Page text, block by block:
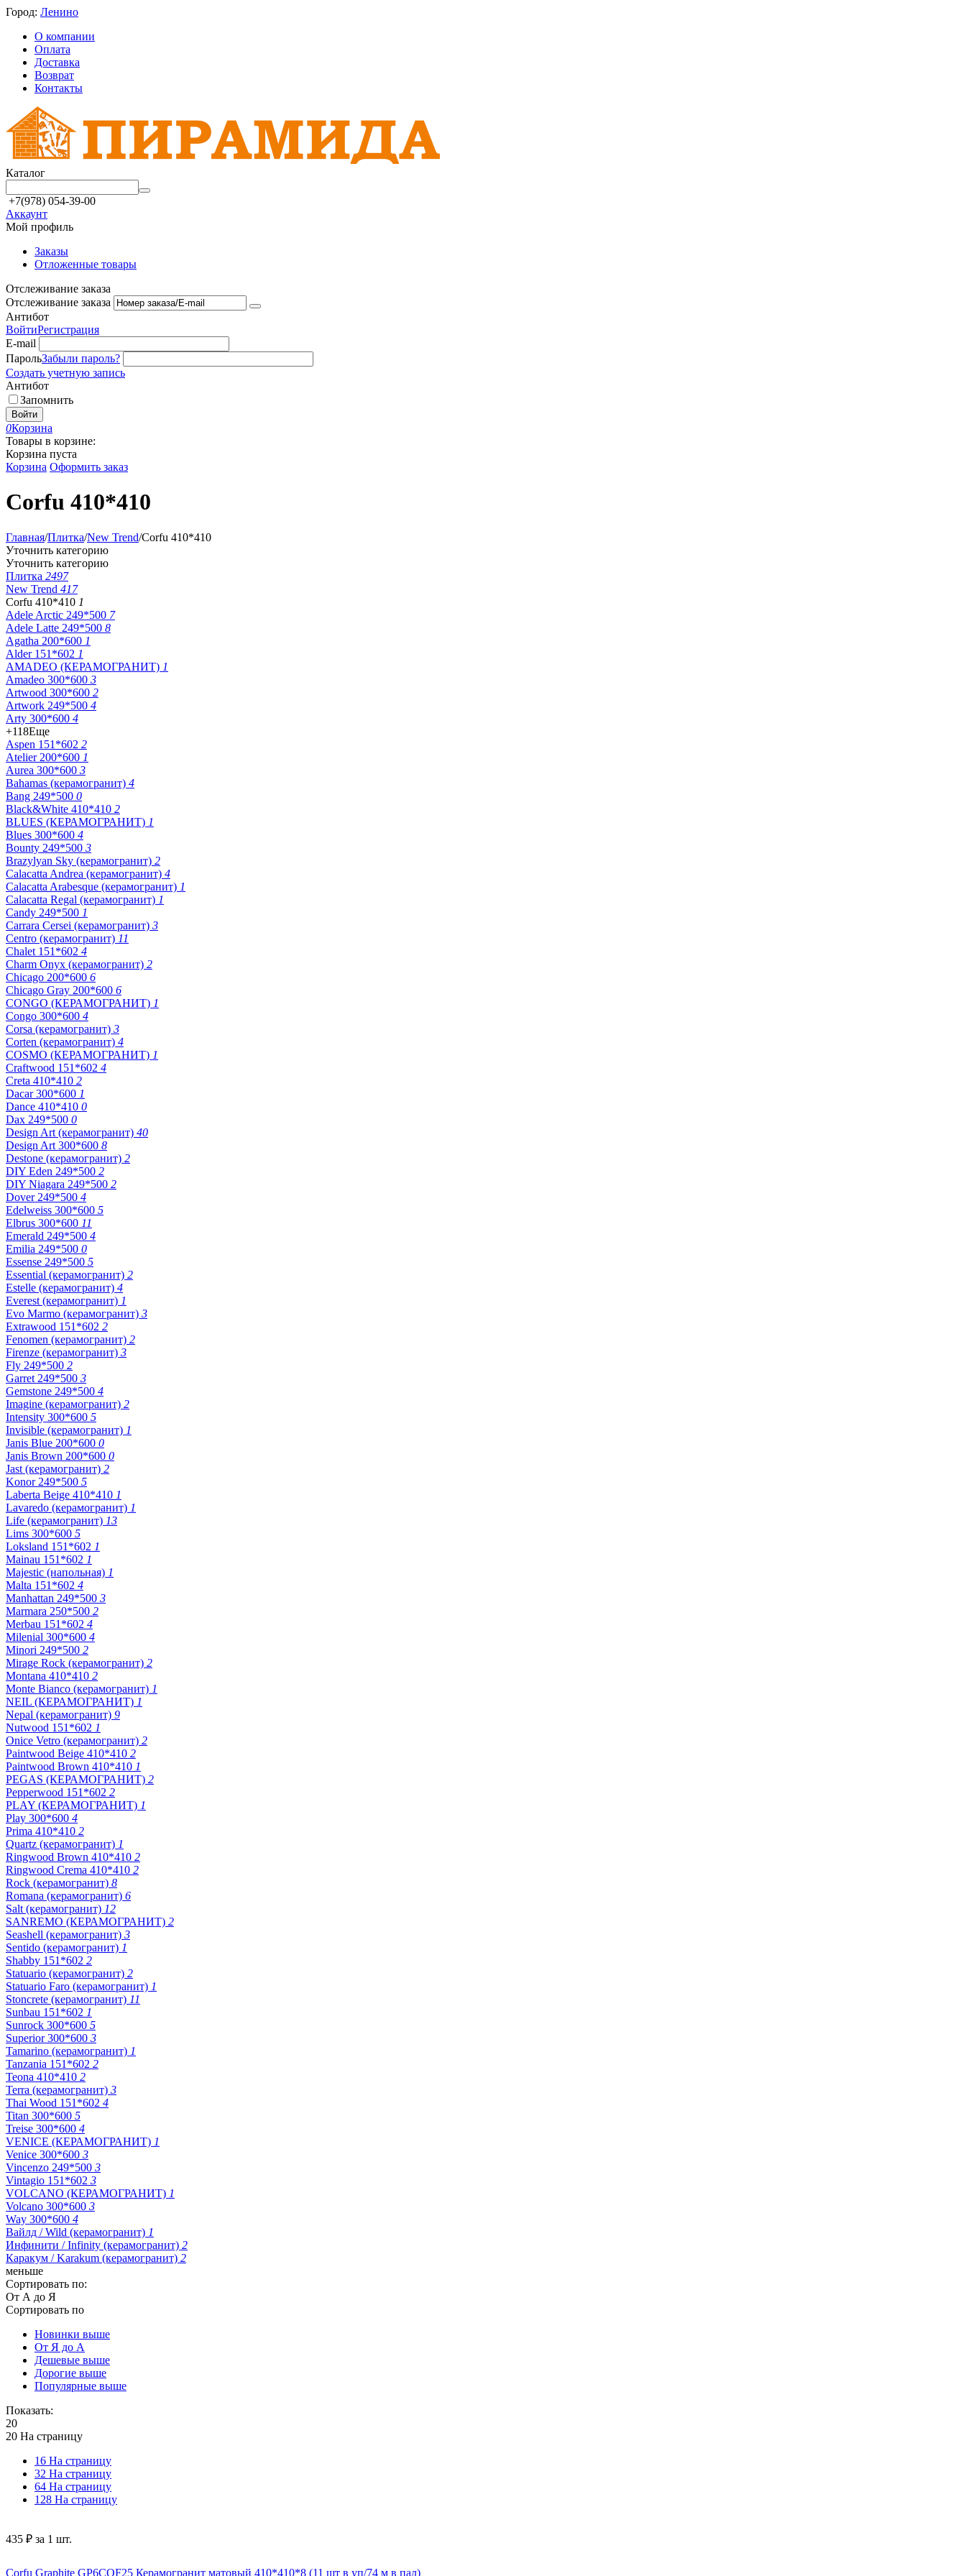
Город: Ленино
О компании
Оплата
Доставка
Возврат
Контакты
Каталог
+7(978) 054-39-00
Аккаунт
Мой профиль
Заказы
Отложенные товары
Отслеживание заказа
Отслеживание заказа
Антибот
ВойтиРегистрация
E-mail
ПарольЗабыли пароль?
Создать учетную запись
Антибот
Запомнить
Войти
0Корзина
Товары в корзине:
Корзина пуста
Корзина Оформить заказ
Corfu 410*410
Главная/Плитка/New Trend/Corfu 410*410
Уточнить категорию
Уточнить категорию
Плитка 2497
New Trend 417
Corfu 410*410 1
Adele Arctic 249*500 7
Adele Latte 249*500 8
Agatha 200*600 1
Alder 151*602 1
AMADEO (КЕРАМОГРАНИТ) 1
Amadeo 300*600 3
Artwood 300*600 2
Artwork 249*500 4
Arty 300*600 4
+118Еще
Aspen 151*602 2
Atelier 200*600 1
Aurea 300*600 3
Bahamas (керамогранит) 4
Bang 249*500 0
Black&White 410*410 2
BLUES (КЕРАМОГРАНИТ) 1
Blues 300*600 4
Bounty 249*500 3
Brazylyan Sky (керамогранит) 2
Calacatta Andrea (керамогранит) 4
Calacatta Arabesque (керамогранит) 1
Calacatta Regal (керамогранит) 1
Candy 249*500 1
Carrara Cersei (керамогранит) 3
Centro (керамогранит) 11
Chalet 151*602 4
Charm Onyx (керамогранит) 2
Chicago 200*600 6
Chicago Gray 200*600 6
CONGO (КЕРАМОГРАНИТ) 1
Congo 300*600 4
Corsa (керамогранит) 3
Corten (керамогранит) 4
COSMO (КЕРАМОГРАНИТ) 1
Craftwood 151*602 4
Creta 410*410 2
Dacar 300*600 1
Dance 410*410 0
Dax 249*500 0
Design Art (керамогранит) 40
Design Art 300*600 8
Destone (керамогранит) 2
DIY Eden 249*500 2
DIY Niagara 249*500 2
Dover 249*500 4
Edelweiss 300*600 5
Elbrus 300*600 11
Emerald 249*500 4
Emilia 249*500 0
Essense 249*500 5
Essential (керамогранит) 2
Estelle (керамогранит) 4
Everest (керамогранит) 1
Evo Marmo (керамогранит) 3
Extrawood 151*602 2
Fenomen (керамогранит) 2
Firenze (керамогранит) 3
Fly 249*500 2
Garret 249*500 3
Gemstone 249*500 4
Imagine (керамогранит) 2
Intensity 300*600 5
Invisible (керамогранит) 1
Janis Blue 200*600 0
Janis Brown 200*600 0
Jast (керамогранит) 2
Konor 249*500 5
Laberta Beige 410*410 1
Lavaredo (керамогранит) 1
Life (керамогранит) 13
Lims 300*600 5
Loksland 151*602 1
Mainau 151*602 1
Majestic (напольная) 1
Malta 151*602 4
Manhattan 249*500 3
Marmara 250*500 2
Merbau 151*602 4
Milenial 300*600 4
Minori 249*500 2
Mirage Rock (керамогранит) 2
Montana 410*410 2
Monte Bianco (керамогранит) 1
NEIL (КЕРАМОГРАНИТ) 1
Nepal (керамогранит) 9
Nutwood 151*602 1
Onice Vetro (керамогранит) 2
Paintwood Beige 410*410 2
Paintwood Brown 410*410 1
PEGAS (КЕРАМОГРАНИТ) 2
Pepperwood 151*602 2
PLAY (КЕРАМОГРАНИТ) 1
Play 300*600 4
Prima 410*410 2
Quartz (керамогранит) 1
Ringwood Brown 410*410 2
Ringwood Crema 410*410 2
Rock (керамогранит) 8
Romana (керамогранит) 6
Salt (керамогранит) 12
SANREMO (КЕРАМОГРАНИТ) 2
Seashell (керамогранит) 3
Sentido (керамогранит) 1
Shabby 151*602 2
Statuario (керамогранит) 2
Statuario Faro (керамогранит) 1
Stoncrete (керамогранит) 11
Sunbau 151*602 1
Sunrock 300*600 5
Superior 300*600 3
Tamarino (керамогранит) 1
Tanzania 151*602 2
Teona 410*410 2
Terra (керамогранит) 3
Thai Wood 151*602 4
Titan 300*600 5
Treise 300*600 4
VENICE (КЕРАМОГРАНИТ) 1
Venice 300*600 3
Vincenzo 249*500 3
Vintagio 151*602 3
VOLCANO (КЕРАМОГРАНИТ) 1
Volcano 300*600 3
Way 300*600 4
Вайлд / Wild (керамогранит) 1
Инфинити / Infinity (керамогранит) 2
Каракум / Karakum (керамогранит) 2
меньше
Сортировать по:
От А до Я
Сортировать по
Новинки выше
От Я до А
Дешевые выше
Дорогие выше
Популярные выше
Показать:
20
20 На страницу
16 На страницу
32 На страницу
64 На страницу
128 На страницу
‍435‍ ₽ за 1 шт.
Corfu Graphite GP6COF25 Керамогранит матовый 410*410*8 (11 шт в уп/74 м в пал)